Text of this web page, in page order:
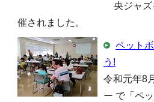
央ジャ
催されました。
ペット
う!
令和元年8
ー で「ペ